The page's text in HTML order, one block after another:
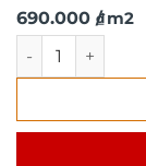
690.000 ₫
/ m2
Tranh pvc